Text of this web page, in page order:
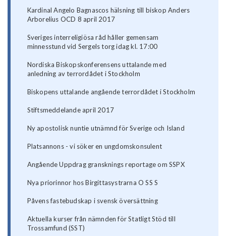
Kardinal Angelo Bagnascos hälsning till biskop Anders
Arborelius OCD 8 april 2017
Sveriges interreligiösa råd håller gemensam
minnesstund vid Sergels torg idag kl. 17:00
Nordiska Biskopskonferensens uttalande med
anledning av terrordådet i Stockholm
Biskopens uttalande angående terrordådet i Stockholm
Stiftsmeddelande april 2017
Ny apostolisk nuntie utnämnd för Sverige och Island
Platsannons - vi söker en ungdomskonsulent
Angående Uppdrag gransknings reportage om SSPX
Nya priorinnor hos Birgittasystrarna O SS S
Påvens fastebudskap i svensk översättning
Aktuella kurser från nämnden för Statligt Stöd till
Trossamfund (SST)